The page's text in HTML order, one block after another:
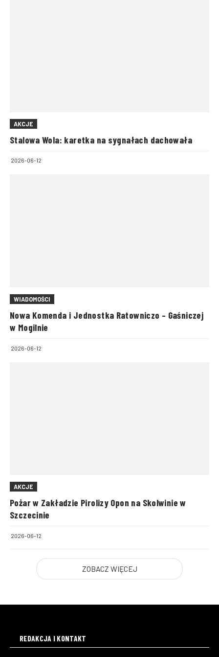
AKCJE
Stalowa Wola: karetka na sygnałach dachowała
2026-06-12
WIADOMOŚCI
Nowa Komenda i Jednostka Ratowniczo – Gaśniczej
w Mogilnie
2026-06-12
AKCJE
Pożar w Zakładzie Pirolizy Opon na Skolwinie w
Szczecinie
2026-06-12
ZOBACZ WIĘCEJ
REDAKCJA I KONTAKT